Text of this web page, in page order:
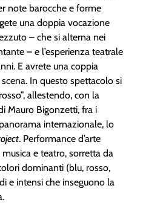
note barocche e forme
una doppia vocazione
– che si alterna nei
– e l’esperienza teatrale
E avrete una coppia
In questo spettacolo si
allestendo, con la
Mauro Bigonzetti, fra i
internazionale, lo
. Performance d’arte
e teatro, sorretta da
dominanti (blu, rosso,
e intensi che inseguono la